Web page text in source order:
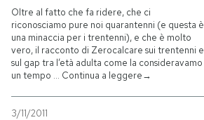
Oltre al fatto che fa ridere, che ci
riconosciamo pure noi quarantenni (e questa è
una minaccia per i trentenni), e che è molto
vero, il racconto di Zerocalcare sui trentenni e
sul gap tra l’età adulta come la consideravamo
un tempo … Continua a leggere→
3/11/2011